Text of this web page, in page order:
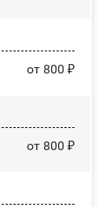
от 800 ₽
от 800 ₽